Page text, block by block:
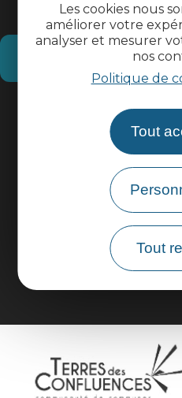
Les cookies nous
améliorer votre
analyser et mesurer
nos
Politique de
Tout
Tout
Comment venir ?